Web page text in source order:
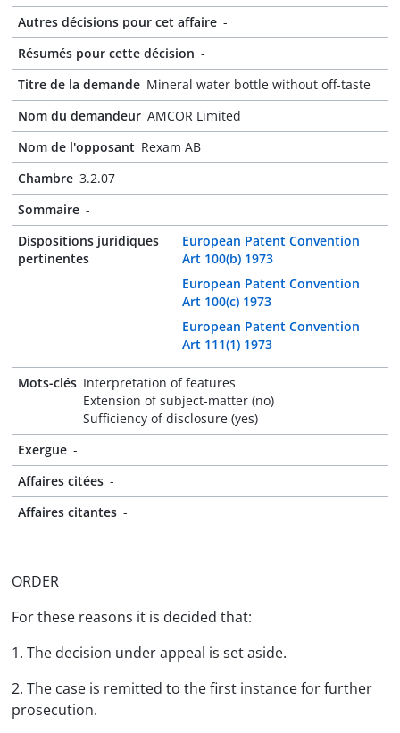
Autres décisions pour cet affaire -
Résumés pour cette décision -
Titre de la demande Mineral water bottle without off-taste
Nom du demandeur AMCOR Limited
Nom de l'opposant Rexam AB
Chambre 3.2.07
Sommaire -
Dispositions juridiques
pertinentes
European Patent Convention
Art 100(b) 1973
European Patent Convention
Art 100(c) 1973
European Patent Convention
Art 111(1) 1973
Mots-clés Interpretation of features
Extension of subject-matter (no)
Sufficiency of disclosure (yes)
Exergue -
Affaires citées -
Affaires citantes -
ORDER
For these reasons it is decided that:
1. The decision under appeal is set aside.
2. The case is remitted to the first instance for further
prosecution.